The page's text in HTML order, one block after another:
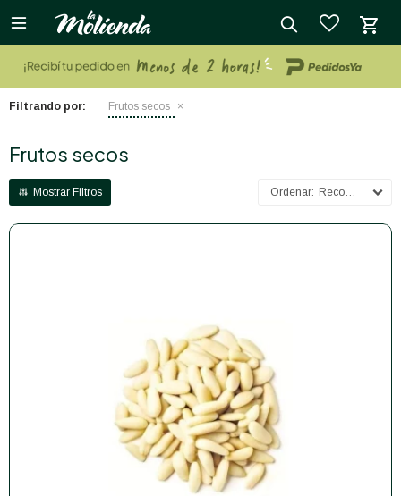

Filtrando por: Frutos secos
Frutos secos
Recomendados